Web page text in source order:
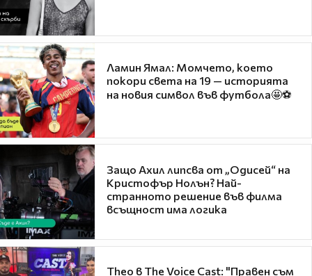
Ламин Ямал: Момчето, което
покори света на 19 — историята
на новия символ във футбола🤩⚽
Защо Ахил липсва от „Одисей“ на
Кристофър Нолън? Най-
странното решение във филма
всъщност има логика
Theo в The Voice Cast: "Правен съм